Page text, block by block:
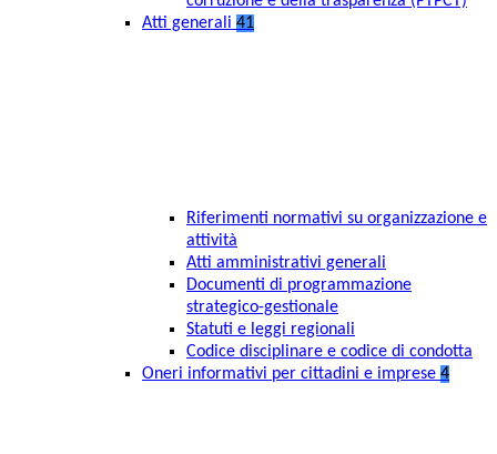
Atti generali 41
Riferimenti normativi su organizzazione e
attività
Atti amministrativi generali
Documenti di programmazione
strategico-gestionale
Statuti e leggi regionali
Codice disciplinare e codice di condotta
Oneri informativi per cittadini e imprese 4